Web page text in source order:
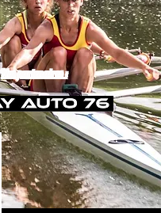
Nos partenaires :